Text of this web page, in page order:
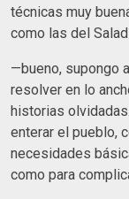
técnicas muy
como las del
—bueno, supongo
resolver en lo
historias
enterar el pueblo,
necesidades
como para